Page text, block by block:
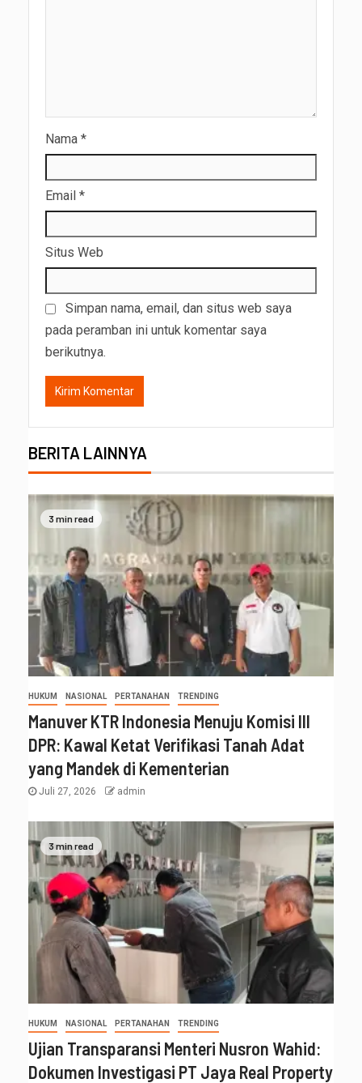
Nama *
Email *
Situs Web
Simpan nama, email, dan situs web saya
pada peramban ini untuk komentar saya
berikutnya.
BERITA LAINNYA
3 min read
HUKUM NASIONAL PERTANAHAN TRENDING
Manuver KTR Indonesia Menuju Komisi III
DPR: Kawal Ketat Verifikasi Tanah Adat
yang Mandek di Kementerian
Juli 27, 2026 admin
3 min read
HUKUM NASIONAL PERTANAHAN TRENDING
Ujian Transparansi Menteri Nusron Wahid:
Dokumen Investigasi PT Jaya Real Property